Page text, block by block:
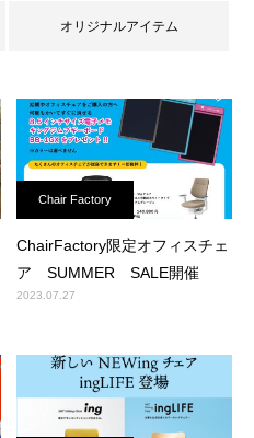
オリジナルアイテム
Chair Factory
ChairFactory限定オフィスチェ
ア SUMMER SALE開催
2023.07.27